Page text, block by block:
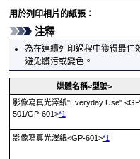
用於列印相片的紙張：
注釋
為在連續列印過程中獲得最佳
避免髒污或變色。
媒體名稱<型號>
影像寫真光澤紙"Everyday Use"<
501/GP-601>*1
影像寫真光澤紙<GP-601>*1